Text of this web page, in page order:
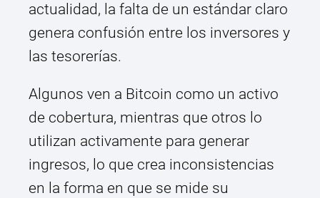
actualidad, la falta de un estándar claro
genera confusión entre los inversores y
las tesorerías.
Algunos ven a Bitcoin como un activo
de cobertura, mientras que otros lo
utilizan activamente para generar
ingresos, lo que crea inconsistencias
en la forma en que se mide su